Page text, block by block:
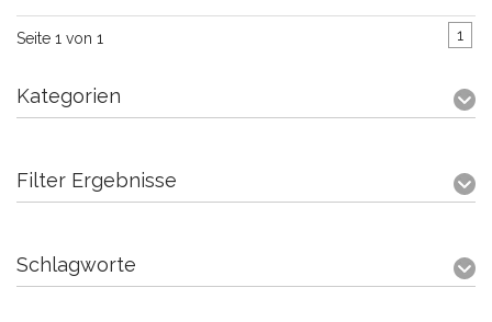
Seite 1 von 1 1
Kategorien
Filter Ergebnisse
Schlagworte